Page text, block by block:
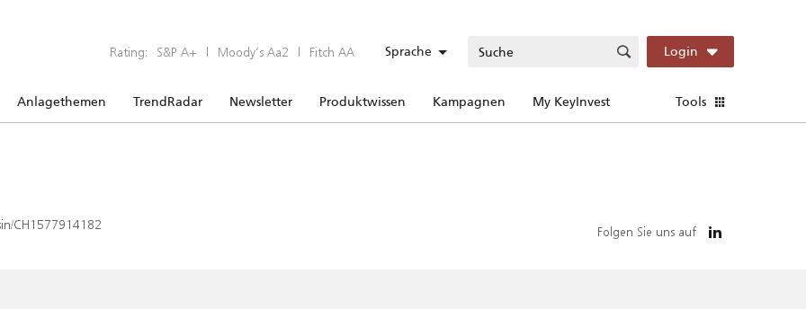
Rating: S&P A+ | Moody’s Aa2 | Fitch AA Sprache Login
Anlagethemen TrendRadar Newsletter Produktwissen Kampagnen My KeyInvest Tools
CH1577914182 Folgen Sie uns auf